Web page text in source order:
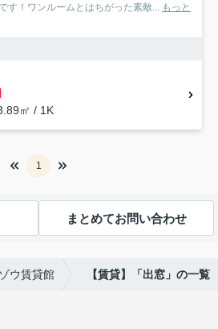
す！ワンルームとはちがった素敵... もっと
㎡ / 1K
1
まとめてお問い合わせ
ウ賃貸館 【賃貸】「出窓」の一覧